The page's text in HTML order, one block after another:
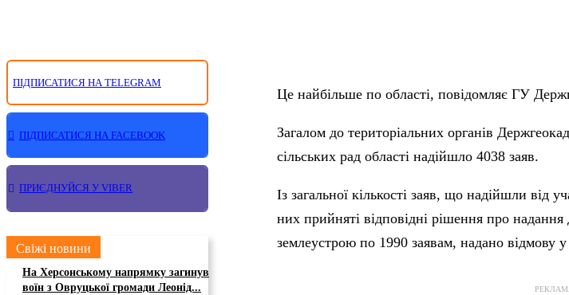
ПІДПИСАТИСЯ НА TELEGRAM
ПІДПИСАТИСЯ НА FACEBOOK
ПРИЄДНУЙСЯ У VIBER
Свіжі новини
На Херсонському напрямку загинув
воїн з Овруцької громади Леонід...
Це найбільше по області, повідомляє ГУ
Загалом до територіальних органів
сільських рад області надійшло 4038 заяв.
Із загальної кількості заяв, що надійшли від
них прийняті відповідні рішення про надання
землеустрою по 1990 заявам, надано відмову